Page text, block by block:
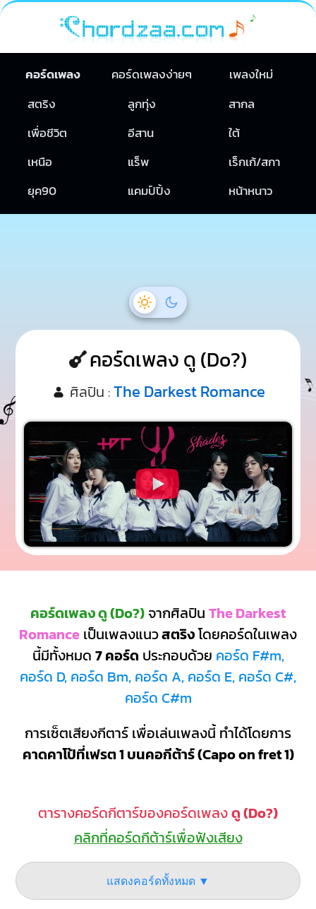
คอร์ดเพลง คอร์ดเพลงง่ายๆ
เพลงใหม่
สตริง
ลูกทุ่ง
สากล
เพื่อชีวิต
อีสาน
ใต้
เหนือ
แร็พ
เร็กเก้/สกา
ยุค90
แคมป์ปิ้ง หน้าหนาว
คอร์ดเพลง ดู (Do?)
ศิลปิน :The Darkest Romance
คอร์ดเพลง ดู (Do?) จากศิลปิน The Darkest
Romance เป็นเพลงแนวสตริงโดยคอร์ดในเพลง
นี้มีทั้งหมด 7 คอร์ด ประกอบด้วย คอร์ด F#m,
คอร์ด D, คอร์ด Bm, คอร์ด A, คอร์ด E, คอร์ด C#,
คอร์ด C#m
การเซ็ตเสียงกีตาร์ เพื่อเล่นเพลงนี้ ทำได้โดยการ
คาดคาโป้ที่เฟรต 1 บนคอกีต้าร์ (Capo on fret 1)
ตารางคอร์ดกีตาร์ของคอร์ดเพลงดู (Do?)
คลิกที่คอร์ดกีต้าร์เพื่อฟังเสียง
แสดงคอร์ดทั้งหมด ▼